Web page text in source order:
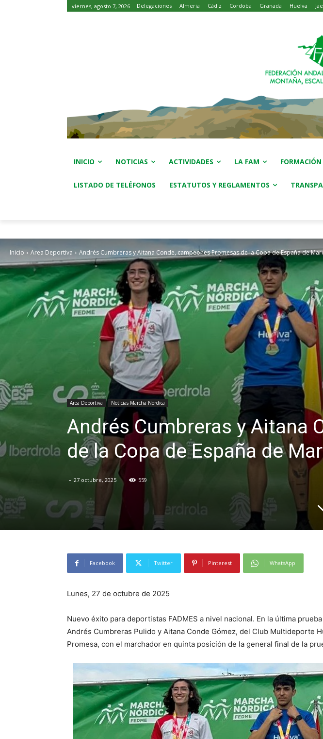
viernes, agosto 7, 2026 Delegaciones Almeria Cádiz Cordoba Granada Huelva
INICIO NOTICIAS ACTIVIDADES LA FAM FORMACIÓN
LISTADO DE TELÉFONOS ESTATUTOS Y REGLAMENTOS
Inicio Area Deportiva Andrés Cumbreras y Aitana Conde, campeones Promesas de la Copa de España de
Area Deportiva Noticias Marcha Nordica
Andrés Cumbreras y Aitana
de la Copa de España de
- 27 octubre, 2025 559
Facebook Twitter Pinterest WhatsApp
Lunes, 27 de octubre de 2025
Nuevo éxito para deportistas FADMES a nivel nacional. En la última
Andrés Cumbreras Pulido y Aitana Conde Gómez, del Club Multideporte
Promesa, con el marchador en quinta posición de la general final de la